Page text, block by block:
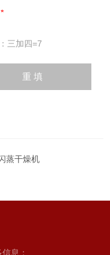
三加四=7
蒸干燥机
息：